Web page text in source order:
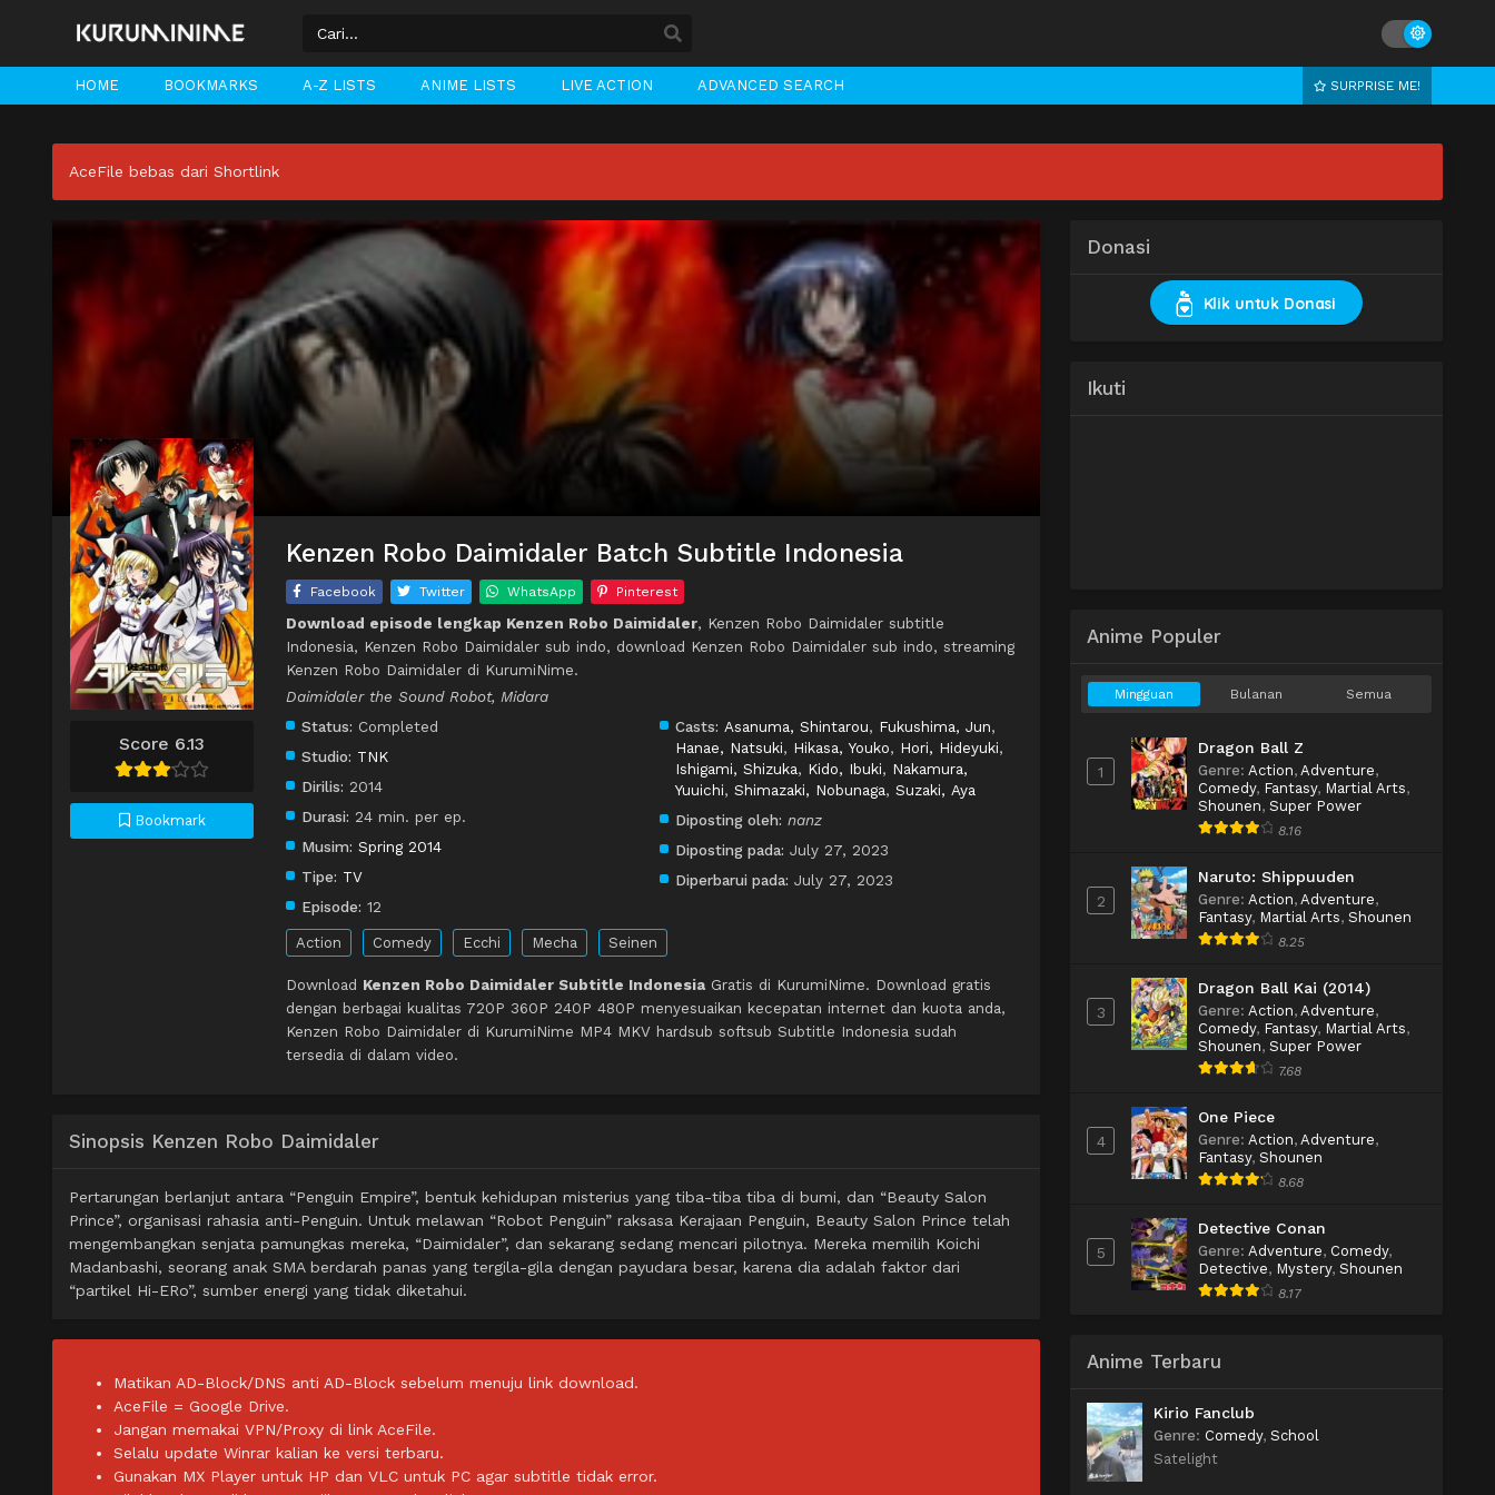
HOME BOOKMARKS A-Z LISTS ANIME LISTS LIVE ACTION ADVANCED SEARCH SURPRISE ME!
AceFile bebas dari Shortlink
Score 6.13
Bookmark
Kenzen Robo Daimidaler Batch Subtitle Indonesia
Facebook Twitter WhatsApp Pinterest
Download episode lengkap Kenzen Robo Daimidaler, Kenzen Robo Daimidaler subtitle
Indonesia, Kenzen Robo Daimidaler sub indo, download Kenzen Robo Daimidaler sub indo, streaming
Kenzen Robo Daimidaler di KurumiNime.
Daimidaler the Sound Robot, Midara
Status: Completed
Studio: TNK
Dirilis: 2014
Durasi: 24 min. per ep.
Musim: Spring 2014
Tipe: TV
Episode: 12
Casts: Asanuma, Shintarou, Fukushima, Jun,
Hanae, Natsuki, Hikasa, Youko, Hori, Hideyuki,
Ishigami, Shizuka, Kido, Ibuki, Nakamura,
Yuuichi, Shimazaki, Nobunaga, Suzaki, Aya
Diposting oleh: nanz
Diposting pada: July 27, 2023
Diperbarui pada: July 27, 2023
Action Comedy Ecchi Mecha Seinen
Download Kenzen Robo Daimidaler Subtitle Indonesia Gratis di KurumiNime. Download gratis
dengan berbagai kualitas 720P 360P 240P 480P menyesuaikan kecepatan internet dan kuota anda,
Kenzen Robo Daimidaler di KurumiNime MP4 MKV hardsub softsub Subtitle Indonesia sudah
tersedia di dalam video.
Sinopsis Kenzen Robo Daimidaler
Pertarungan berlanjut antara “Penguin Empire”, bentuk kehidupan misterius yang tiba-tiba tiba di bumi, dan “Beauty Salon
Prince”, organisasi rahasia anti-Penguin. Untuk melawan “Robot Penguin” raksasa Kerajaan Penguin, Beauty Salon Prince telah
mengembangkan senjata pamungkas mereka, “Daimidaler”, dan sekarang sedang mencari pilotnya. Mereka memilih Koichi
Madanbashi, seorang anak SMA berdarah panas yang tergila-gila dengan payudara besar, karena dia adalah faktor dari
“partikel Hi-ERo”, sumber energi yang tidak diketahui.
Matikan AD-Block/DNS anti AD-Block sebelum menuju link download.
AceFile = Google Drive.
Jangan memakai VPN/Proxy di link AceFile.
Selalu update Winrar kalian ke versi terbaru.
Gunakan MX Player untuk HP dan VLC untuk PC agar subtitle tidak error.
Donasi
Klik untuk Donasi
Ikuti
Anime Populer
Mingguan Bulanan Semua
1
Dragon Ball Z
Genre: Action, Adventure,
Comedy, Fantasy, Martial Arts,
Shounen, Super Power
8.16
2
Naruto: Shippuuden
Genre: Action, Adventure,
Fantasy, Martial Arts, Shounen
8.25
3
Dragon Ball Kai (2014)
Genre: Action, Adventure,
Comedy, Fantasy, Martial Arts,
Shounen, Super Power
7.68
4
One Piece
Genre: Action, Adventure,
Fantasy, Shounen
8.68
5
Detective Conan
Genre: Adventure, Comedy,
Detective, Mystery, Shounen
8.17
Anime Terbaru
Kirio Fanclub
Genre: Comedy, School
Satelight